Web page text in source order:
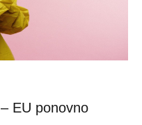
EU ponovno